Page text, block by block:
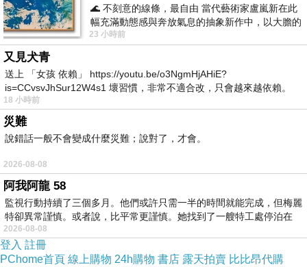
語桂芳（13.70%）、陳錦祥（12.06%）、王欣
儀（6.22%）、徐弘庭(新人，4.98%）、王致雅
(新人，3.20%）。台北市黨部說明，由於第三
(松山、信義)、第四(中山、大同)、第七(平地原
住民選區)及第八(山地原住民選區)選區為同額登
記，因此篤定提名；其餘4個選區以初選民調結
果做為黨內提名依據。在同額登記選區中，第三
秋、陳永德、戴錫欽、秦慧珠、王鴻薇；第四選
區共4位，為葉林傳、王麗珠(新人)、林亭君(新
人)、陳炳甫(新人)；第七及第八選區分別各1
人，為李芳儒及李傅中武。民調公布後，現任市
議員確定全數獲得提名，在新人部分有陳重文、
🌊 不刻意的線條，最自由 當代藝術家盧嵐新在此
幅充滿動態感與奔放氣息的抽象新作中，以大膽的
藍色顏料在白色畫布上揮灑、壓印與流淌
23 小時前
又見犬青
送上 「女孩 依賴」 https://youtu.be/o3NgmHjAHiE?
is=CCvsvJhSur12W4s1 壞習慣，非常不適合改，只會越來越依賴。
我害怕的
18 小時前
災難
說錯話一般不會變成什麼災難；說對了，才會。
2026-08-08
阿我阿龍 58
監視行動持續了三個多月。他們或許只需一半的時間就能完成，但梅麗
特卻異常謹慎。或者說，比平常更謹慎。她找到了一艘特工處停泊在
2026-08-08
登入 註冊
PChome首頁 線上購物 24h購物 書店 露天拍賣 比比昂代購